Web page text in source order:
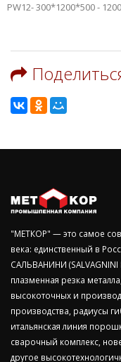
PW12- 300*1200*500 -
"МЕТКОР" — это самое
века: единственный в
САЛЬВАНИНИ (SALVAGNINI
плазменная резка
высокоточных и
производства, радиусы
итальянская линия
сварочный комплекс,
другое